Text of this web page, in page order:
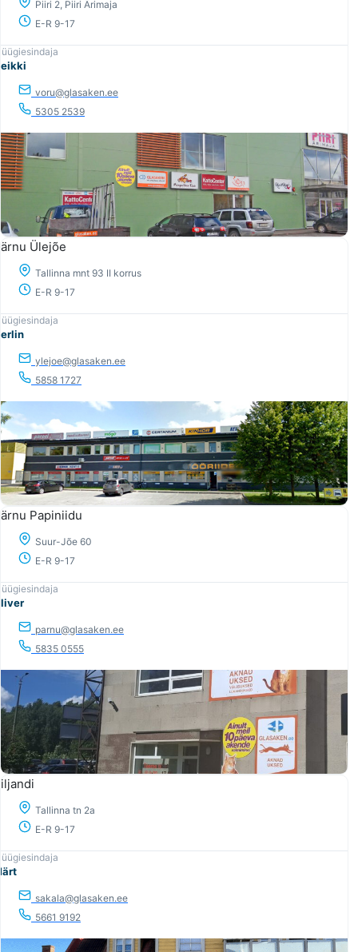
Piiri 2, Piiri Ärimaja
E-R 9-17
voru@glasaken.ee
5305 2539
Ülejõe
Tallinna mnt 93 II korrus
E-R 9-17
ylejoe@glasaken.ee
5858 1727
Papiniidu
Suur-Jõe 60
E-R 9-17
parnu@glasaken.ee
5835 0555
Tallinna tn 2a
E-R 9-17
sakala@glasaken.ee
5661 9192